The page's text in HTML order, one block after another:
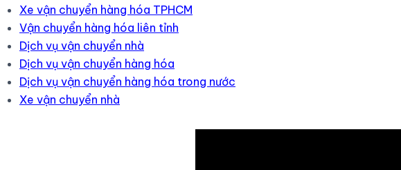
Xe vận chuyển hàng hóa TPHCM
Vận chuyển hàng hóa liên tỉnh
Dịch vụ vận chuyển nhà
Dịch vụ vận chuyển hàng hóa
Dịch vụ vận chuyển hàng hóa trong nước
Xe vận chuyển nhà